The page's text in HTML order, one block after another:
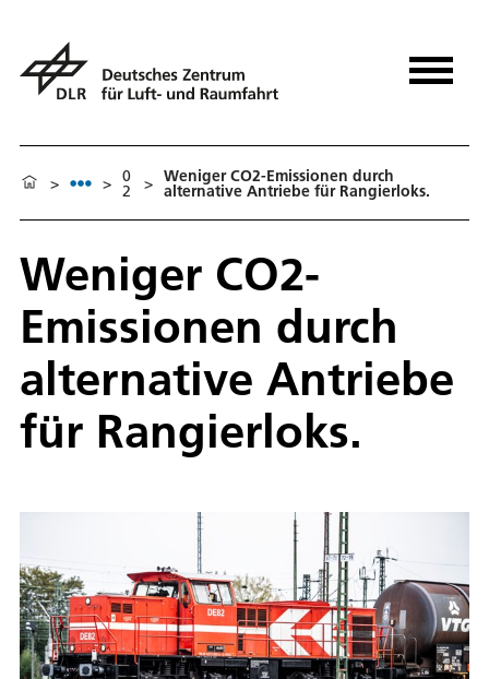
> > 0
2 > Weniger CO2-Emissionen durch
alternative Antriebe für Rangierloks.
Weniger CO2-
Emissionen durch
alternative Antriebe
für Rangierloks.